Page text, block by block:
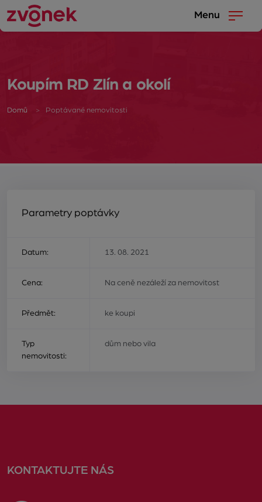
Menu
Koupím RD Zlín a okolí
Domů Poptávané nemovitosti
Parametry poptávky
Datum: 13. 08. 2021
Cena: Na ceně nezáleží za nemovitost
Předmět: ke koupi
Typ
nemovitosti:
dům nebo vila
KONTAKTUJTE NÁS